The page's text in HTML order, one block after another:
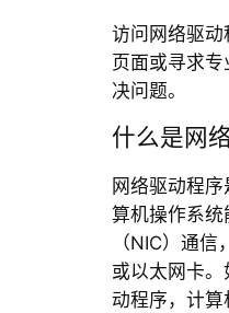
访问网络驱
页面或寻求
决问题。
什么是网
网络驱动程
算机操作系
（NIC）通信
或以太网卡
动程序，计算